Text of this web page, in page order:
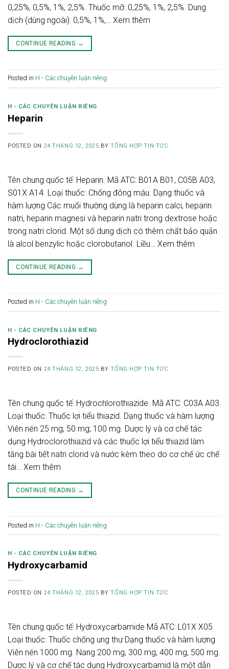
0,25%, 0,5%, 1%, 2,5%. Thuốc mỡ: 0,25%, 1%, 2,5%. Dung
dịch (dùng ngoài): 0,5%, 1%,… Xem thêm
CONTINUE READING →
Posted in H - Các chuyên luận riêng
H - CÁC CHUYÊN LUẬN RIÊNG
Heparin
POSTED ON 24 THÁNG 12, 2025 BYTỔNG HỢP TIN TỨC
Tên chung quốc tế: Heparin. Mã ATC: B01A B01, C05B A03,
S01X A14. Loại thuốc: Chống đông máu. Dạng thuốc và
hàm lượng Các muối thường dùng là heparin calci, heparin
natri, heparin magnesi và heparin natri trong dextrose hoặc
trong natri clorid. Một số dung dịch có thêm chất bảo quản
là alcol benzylic hoặc clorobutanol. Liều… Xem thêm
CONTINUE READING →
Posted in H - Các chuyên luận riêng
H - CÁC CHUYÊN LUẬN RIÊNG
Hydroclorothiazid
POSTED ON 24 THÁNG 12, 2025 BYTỔNG HỢP TIN TỨC
Tên chung quốc tế: Hydrochlorothiazide. Mã ATC: C03A A03.
Loại thuốc: Thuốc lợi tiểu thiazid. Dạng thuốc và hàm lượng
Viên nén 25 mg; 50 mg; 100 mg. Dược lý và cơ chế tác
dụng Hydroclorothiazid và các thuốc lợi tiểu thiazid làm
tăng bài tiết natri clorid và nước kèm theo do cơ chế ức chế
tái… Xem thêm
CONTINUE READING →
Posted in H - Các chuyên luận riêng
H - CÁC CHUYÊN LUẬN RIÊNG
Hydroxycarbamid
POSTED ON 24 THÁNG 12, 2025 BYTỔNG HỢP TIN TỨC
Tên chung quốc tế: Hydroxycarbamide Mã ATC: L01X X05
Loại thuốc: Thuốc chống ung thư Dạng thuốc và hàm lượng
Viên nén 1000 mg. Nang 200 mg, 300 mg, 400 mg, 500 mg.
Dược lý và cơ chế tác dụng Hydroxycarbamid là một dẫn